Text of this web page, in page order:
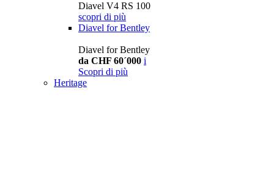
Diavel V4 RS 100
scopri di più
Diavel for Bentley
Diavel for Bentley
da CHF 60´000 i
Scopri di più
Heritage